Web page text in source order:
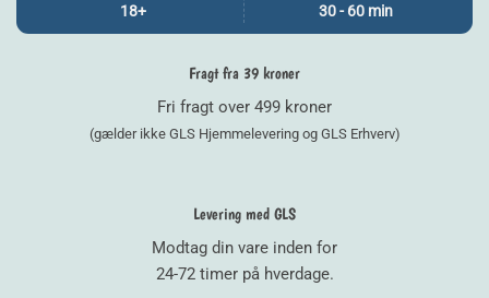
18+ 30 - 60 min
Fragt fra 39 kroner
Fri fragt over 499 kroner
(gælder ikke GLS Hjemmelevering og GLS Erhverv)
Levering med GLS
Modtag din vare inden for
24-72 timer på hverdage.